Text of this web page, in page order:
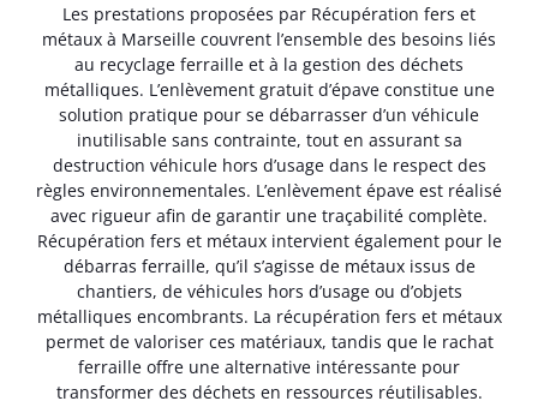
Les prestations proposées par Récupération fers et
métaux à Marseille couvrent l’ensemble des besoins liés
au recyclage ferraille et à la gestion des déchets
métalliques. L’enlèvement gratuit d’épave constitue une
solution pratique pour se débarrasser d’un véhicule
inutilisable sans contrainte, tout en assurant sa
destruction véhicule hors d’usage dans le respect des
règles environnementales. L’enlèvement épave est réalisé
avec rigueur afin de garantir une traçabilité complète.
Récupération fers et métaux intervient également pour le
débarras ferraille, qu’il s’agisse de métaux issus de
chantiers, de véhicules hors d’usage ou d’objets
métalliques encombrants. La récupération fers et métaux
permet de valoriser ces matériaux, tandis que le rachat
ferraille offre une alternative intéressante pour
transformer des déchets en ressources réutilisables.